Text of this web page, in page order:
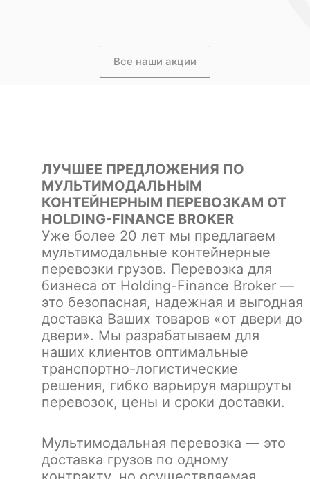
Все наши акции
ЛУЧШЕЕ ПРЕДЛОЖЕНИЯ ПО
МУЛЬТИМОДАЛЬНЫМ
КОНТЕЙНЕРНЫМ ПЕРЕВОЗКАМ ОТ
HOLDING-FINANCE BROKER
Уже более 20 лет мы предлагаем
мультимодальные контейнерные
перевозки грузов. Перевозка для
бизнеса от Holding-Finance Broker —
это безопасная, надежная и выгодная
доставка Ваших товаров «от двери до
двери». Мы разрабатываем для
наших клиентов оптимальные
транспортно-логистические
решения, гибко варьируя маршруты
перевозок, цены и сроки доставки.
Мультимодальная перевозка — это
доставка грузов по одному